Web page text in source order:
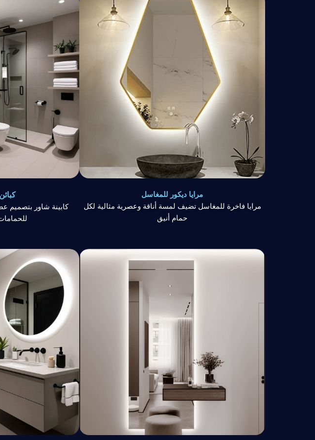
مرايا ديكور للمغاسل
مرايا فاخرة للمغاسل تضيف لمسة أناقة وعصرية مثالية لكل
حمام أنيق
كابينة شاور بتصميم